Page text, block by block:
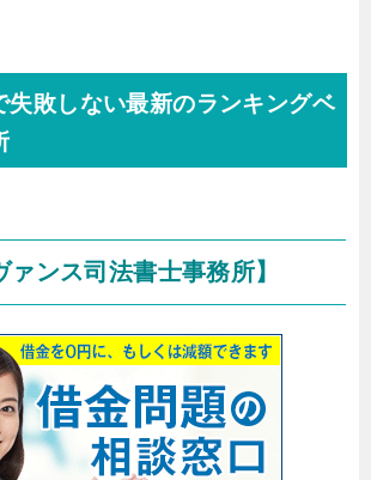
失敗しない最新のランキングベ
ァンス司法書士事務所】